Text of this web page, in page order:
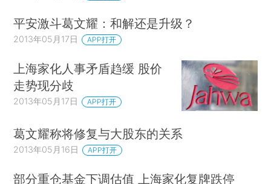
平安激斗葛文耀：和解还是升级？
2013年05月17日 APP打开
上海家化人事矛盾趋缓 股价
走势现分歧
2013年05月17日 APP打开
葛文耀称将修复与大股东的关系
2013年05月16日 APP打开
部分重仓基金下调估值 上海家化复牌跌停